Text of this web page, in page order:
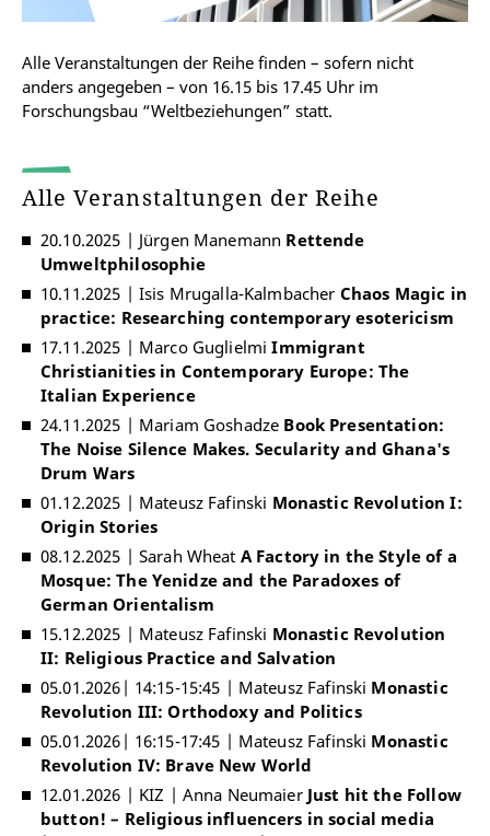
Alle Veranstaltungen der Reihe finden – sofern nicht
anders angegeben – von 16.15 bis 17.45 Uhr im
Forschungsbau “Weltbeziehungen” statt.
Alle Veranstaltungen der Reihe
20.10.2025 | Jürgen Manemann Rettende
Umweltphilosophie
10.11.2025 | Isis Mrugalla-Kalmbacher Chaos Magic in
practice: Researching contemporary esotericism
17.11.2025 | Marco GuglielmiImmigrant
Christianities in Contemporary Europe: The
Italian Experience
24.11.2025 | Mariam Goshadze Book Presentation:
The Noise Silence Makes. Secularity and Ghana's
Drum Wars
01.12.2025 | Mateusz Fafinski Monastic Revolution I:
Origin Stories
08.12.2025 | Sarah Wheat A Factory in the Style of a
Mosque: The Yenidze and the Paradoxes of
German Orientalism
15.12.2025 | Mateusz Fafinski Monastic Revolution
II: Religious Practice and Salvation
05.01.2026| 14:15-15:45 | Mateusz Fafinski Monastic
Revolution III: Orthodoxy and Politics
05.01.2026| 16:15-17:45 | Mateusz Fafinski Monastic
Revolution IV: Brave New World
12.01.2026 | KIZ | Anna Neumaier Just hit the Follow
button! – Religious influencers in social media